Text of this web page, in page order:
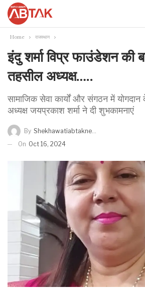
Home राजस्थान
इंदु शर्मा विप्र फाउंडेशन की
तहसील अध्यक्ष…..
सामाजिक सेवा कार्यों और संगठन में
अध्यक्ष जयप्रकाश शर्मा ने दी शुभकामनाएं
By Shekhawatiabtaknews
On Oct 16, 2024